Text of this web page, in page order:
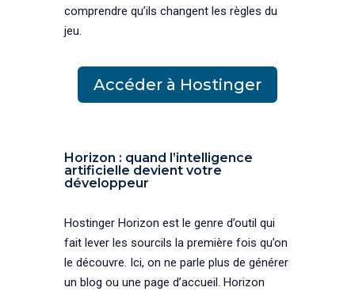
comprendre qu’ils changent les règles du
jeu.
Accéder à Hostinger
Horizon : quand l’intelligence
artificielle devient votre
développeur
Hostinger Horizon est le genre d’outil qui
fait lever les sourcils la première fois qu’on
le découvre. Ici, on ne parle plus de générer
un blog ou une page d’accueil. Horizon